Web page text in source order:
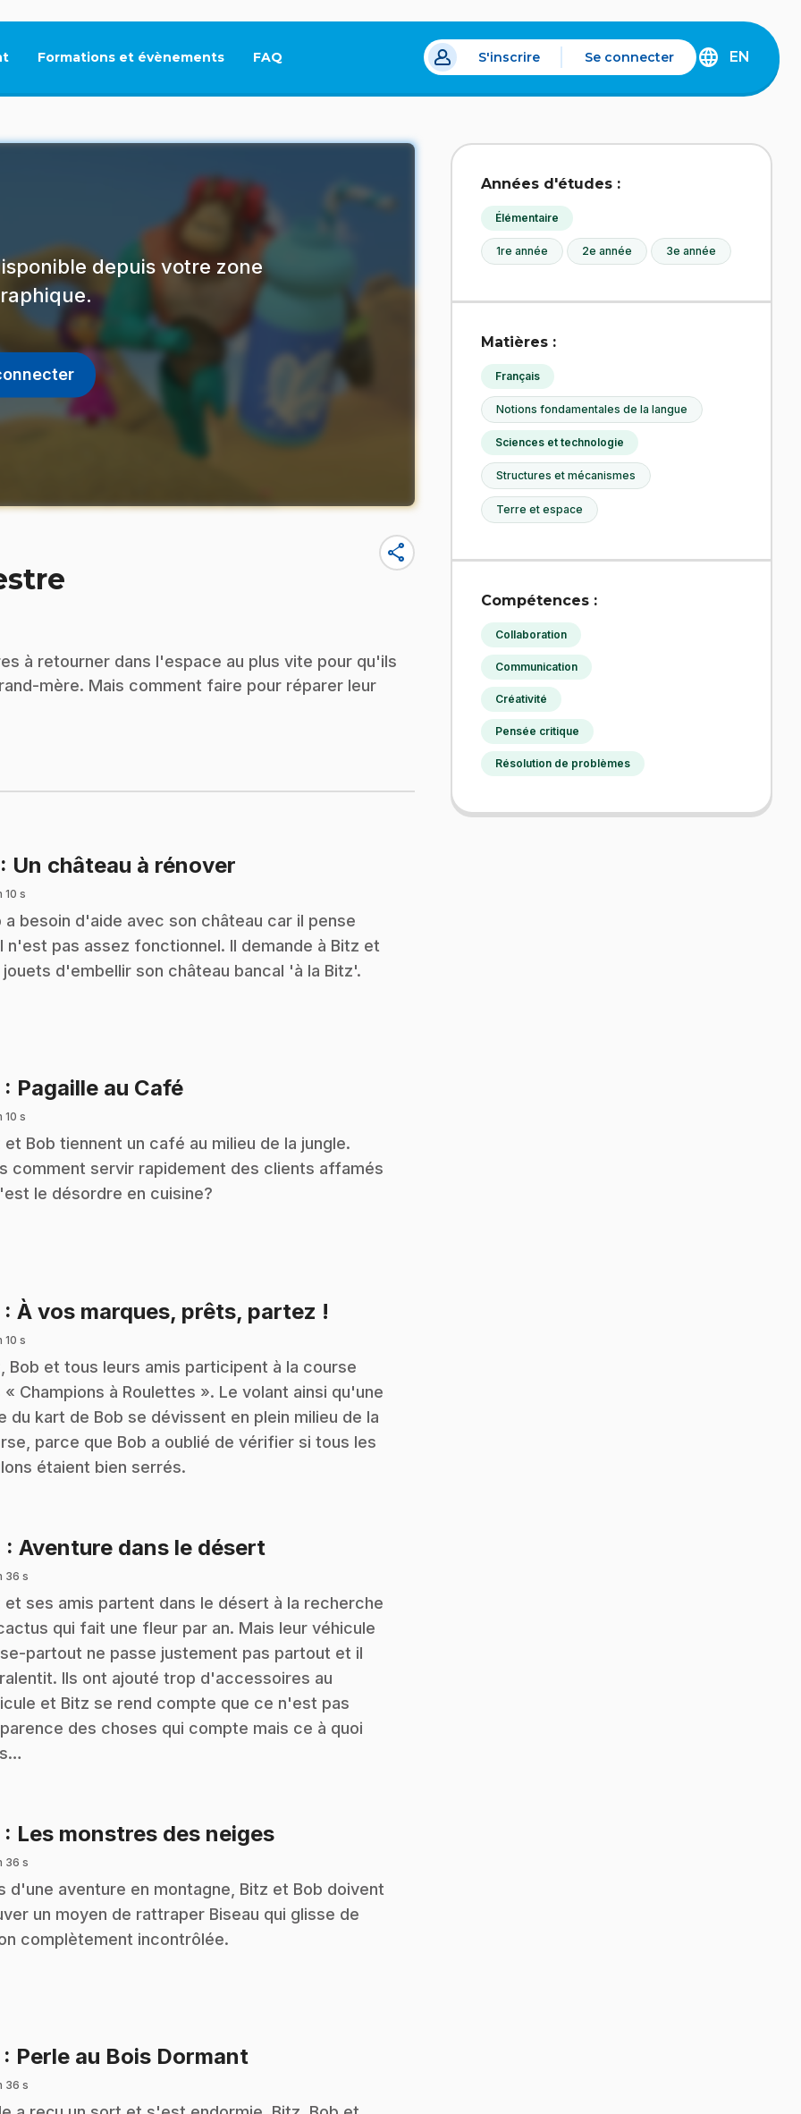
Formations et évènements FAQ
Ce lien s'ouvrira dans un nouvel onglet.
S'inscrire Se connecter
DISCOVER
EN
depuis votre zone
share
à retourner dans l'espace au plus vite pour qu'ils
mère. Mais comment faire pour réparer leur
: Un château à rénover
10 s
a besoin d'aide avec son château car il pense
n'est pas assez fonctionnel. Il demande à Bitz et
jouets d'embellir son château bancal 'à la Bitz'.
: Pagaille au Café.
10 s
et Bob tiennent un café au milieu de la jungle.
comment servir rapidement des clients affamés
le désordre en cuisine?
: À vos marques, prêts, partez !
10 s
Bob et tous leurs amis participent à la course
« Champions à Roulettes ». Le volant ainsi qu'une
du kart de Bob se dévissent en plein milieu de la
parce que Bob a oublié de vérifier si tous les
étaient bien serrés.
: Aventure dans le désert
36 s
et ses amis partent dans le désert à la recherche
qui fait une fleur par an. Mais leur véhicule
partout ne passe justement pas partout et il
Ils ont ajouté trop d'accessoires au
et Bitz se rend compte que ce n'est pas
des choses qui compte mais ce à quoi
: Les monstres des neiges.
36 s
d'une aventure en montagne, Bitz et Bob doivent
un moyen de rattraper Biseau qui glisse de
complètement incontrôlée.
: Perle au Bois Dormant
36 s
Années d'études :
Élémentaire
1re année 2e année 3e année
Matières :
Français
Notions fondamentales de la langue
Sciences et technologie
Structures et mécanismes
Terre et espace
Compétences :
Collaboration
Communication
Créativité
Pensée critique
Résolution de problèmes